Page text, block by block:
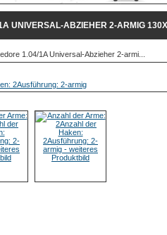
UNIVERSAL-ABZIEHER 2-ARMIG
1.04/1A Universal-Abzieher 2-armi...